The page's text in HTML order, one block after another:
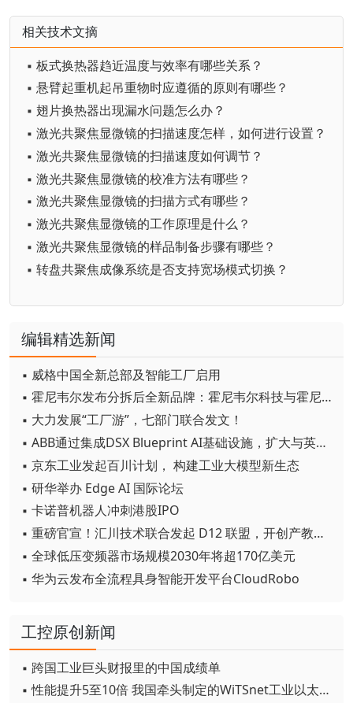
相关技术文摘
▪ 板式换热器趋近温度与效率有哪些关系？
▪ 悬臂起重机起吊重物时应遵循的原则有哪些？
▪ 翅片换热器出现漏水问题怎么办？
▪ 激光共聚焦显微镜的扫描速度怎样，如何进行设置？
▪ 激光共聚焦显微镜的扫描速度如何调节？
▪ 激光共聚焦显微镜的校准方法有哪些？
▪ 激光共聚焦显微镜的扫描方式有哪些？
▪ 激光共聚焦显微镜的工作原理是什么？
▪ 激光共聚焦显微镜的样品制备步骤有哪些？
▪ 转盘共聚焦成像系统是否支持宽场模式切换？
编辑精选新闻
▪ 威格中国全新总部及智能工厂启用
▪ 霍尼韦尔发布分拆后全新品牌：霍尼韦尔科技与霍尼韦尔航空航天
▪ 大力发展“工厂游”，七部门联合发文！
▪ ABB通过集成DSX Blueprint AI基础设施，扩大与英伟达的合作
▪ 京东工业发起百川计划， 构建工业大模型新生态
▪ 研华举办 Edge AI 国际论坛
▪ 卡诺普机器人冲刺港股IPO
▪ 重磅官宣！汇川技术联合发起 D12 联盟，开创产教融合新范式
▪ 全球低压变频器市场规模2030年将超170亿美元
▪ 华为云发布全流程具身智能开发平台CloudRobo
工控原创新闻
▪ 跨国工业巨头财报里的中国成绩单
▪ 性能提升5至10倍 我国牵头制定的WiTSnet工业以太网国际标准正式发布